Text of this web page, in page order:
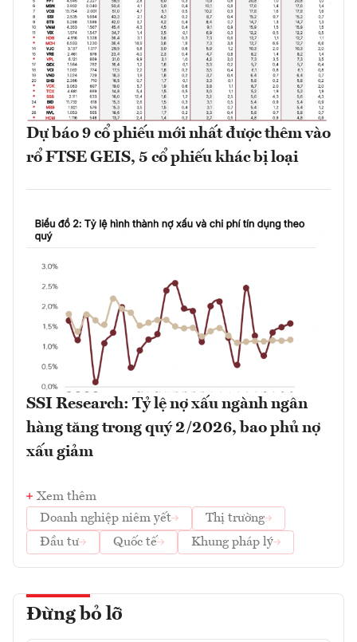
Dự báo 9 cổ phiếu mới nhất được thêm vào
rổ FTSE GEIS, 5 cổ phiếu khác bị loại
SSI Research: Tỷ lệ nợ xấu ngành ngân
hàng tăng trong quý 2/2026, bao phủ nợ
xấu giảm
Xem thêm
Doanh nghiệp niêm yết
Thị trường
Đầu tư
Quốc tế Khung pháp lý
Đừng bỏ lỡ